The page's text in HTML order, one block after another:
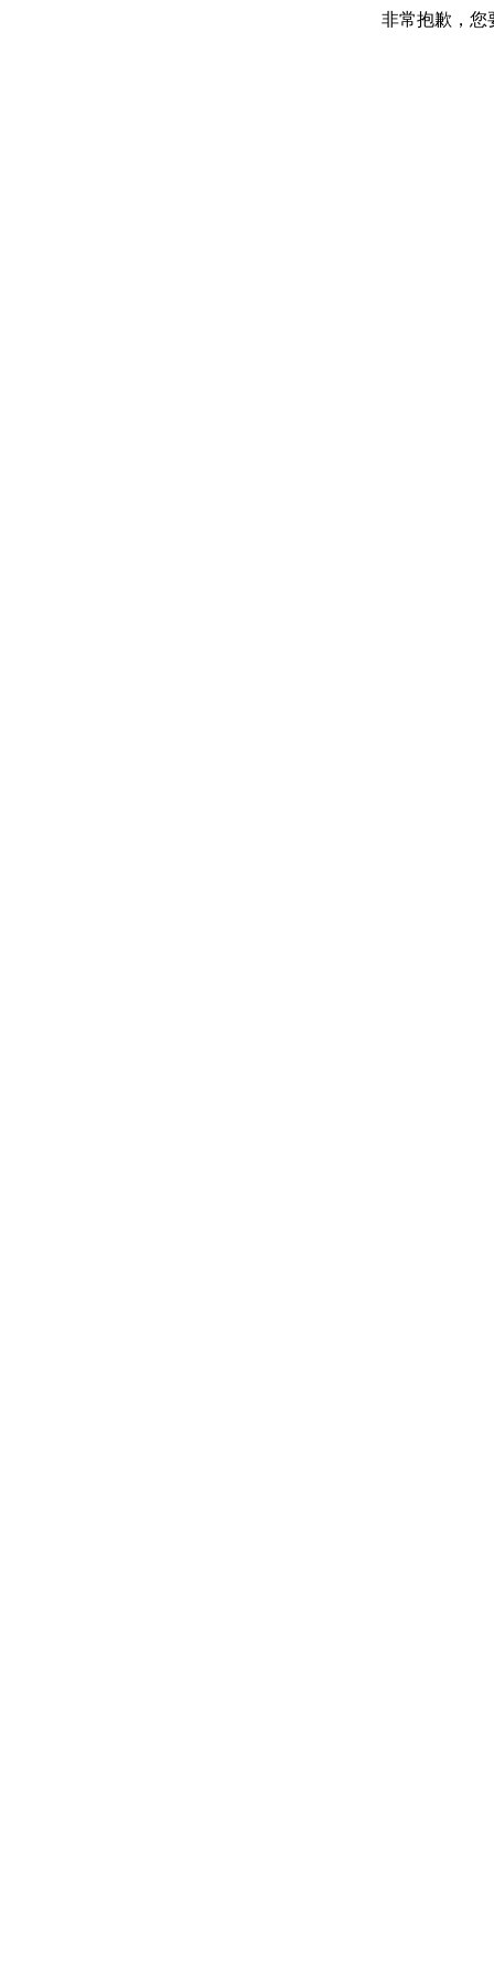
非常抱歉，您